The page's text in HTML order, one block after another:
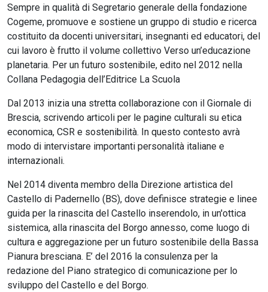
Sempre in qualità di Segretario generale della fondazione
Cogeme, promuove e sostiene un gruppo di studio e ricerca
costituito da docenti universitari, insegnanti ed educatori, del
cui lavoro è frutto il volume collettivo Verso un’educazione
planetaria. Per un futuro sostenibile, edito nel 2012 nella
Collana Pedagogia dell’Editrice La Scuola
Dal 2013 inizia una stretta collaborazione con il Giornale di
Brescia, scrivendo articoli per le pagine culturali su etica
economica, CSR e sostenibilità. In questo contesto avrà
modo di intervistare importanti personalità italiane e
internazionali.
Nel 2014 diventa membro della Direzione artistica del
Castello di Padernello (BS), dove definisce strategie e linee
guida per la rinascita del Castello inserendolo, in un'ottica
sistemica, alla rinascita del Borgo annesso, come luogo di
cultura e aggregazione per un futuro sostenibile della Bassa
Pianura bresciana. E’ del 2016 la consulenza per la
redazione del Piano strategico di comunicazione per lo
sviluppo del Castello e del Borgo.